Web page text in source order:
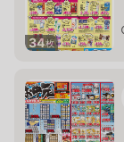
34枚